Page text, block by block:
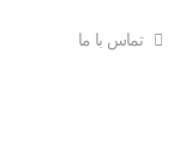
تماس با ما